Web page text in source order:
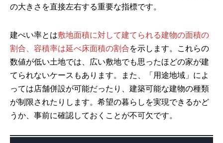
の大きさを直接左右する重要な指標です。
建ぺい率とは敷地面積に対して建てられる建物の面積の
割合、容積率は延べ床面積の割合を示します。これらの
数値が低い土地では、広い敷地でも思ったほどの家が建
てられないケースもあります。また、「用途地域」によ
っては店舗併設が可能だったり、建築可能な建物の種類
が制限されたりします。希望の暮らしを実現できるかど
うか、事前に確認しておくことが不可欠です。